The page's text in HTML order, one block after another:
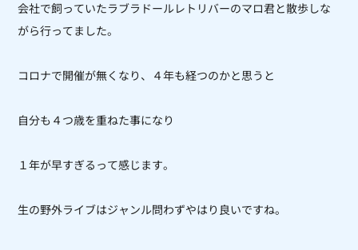
会社で飼っていたラブラドールレトリバーのマロ君と散歩しな
がら行ってました。
コロナで開催が無くなり、４年も経つのかと思うと
自分も４つ歳を重ねた事になり
１年が早すぎるって感じます。
生の野外ライブはジャンル問わずやはり良いですね。